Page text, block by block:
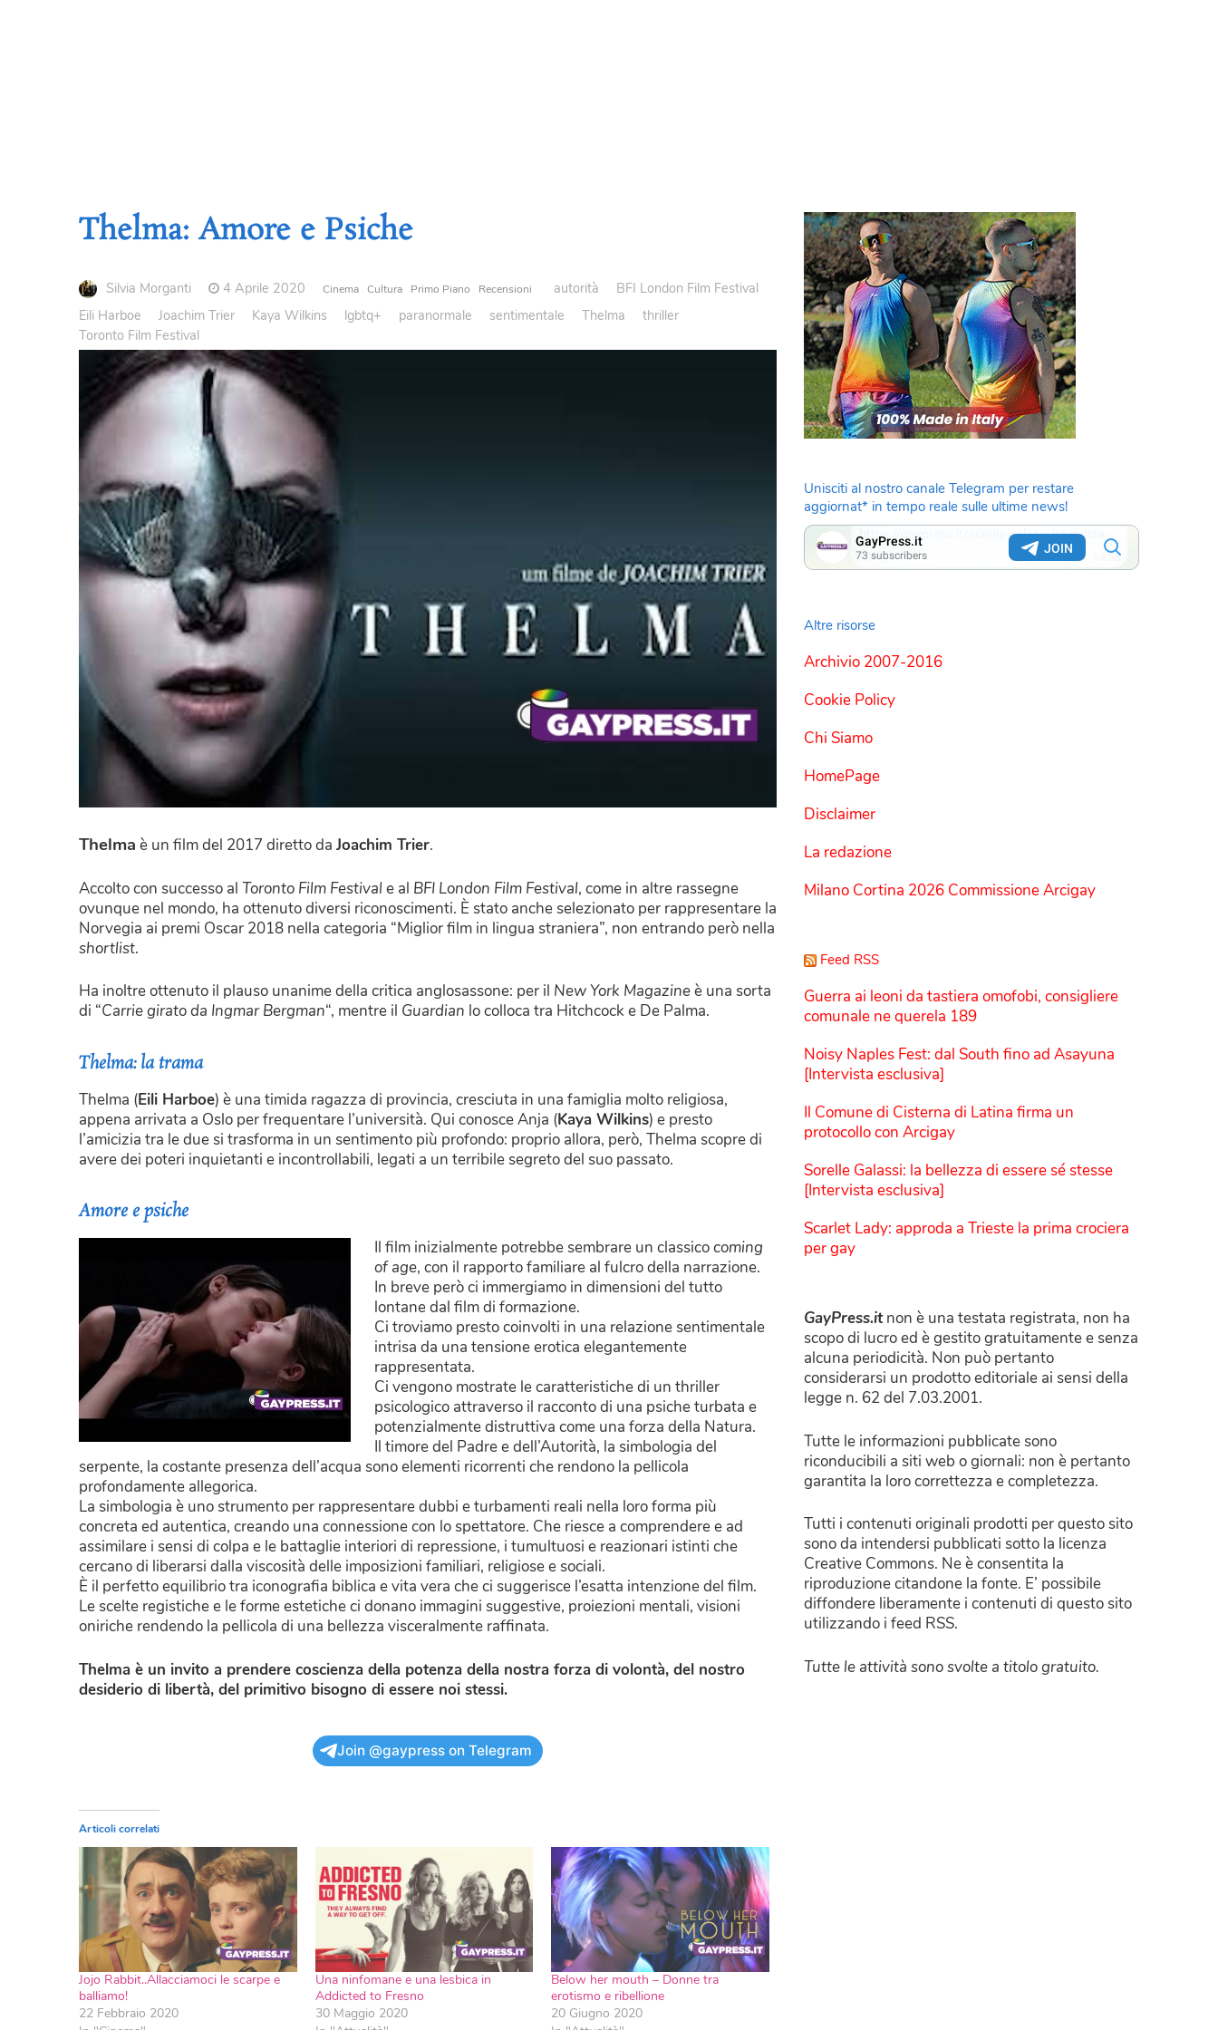
Thelma: Amore e Psiche
Silvia Morganti 4 Aprile 2020 Cinema Cultura Primo Piano Recensioni autorità
BFI London Film Festival
Eili Harboe
Joachim Trier Kaya Wilkins lgbtq+ paranormale sentimentale Thelma
thriller
Toronto Film Festival
Thelma è un film del 2017 diretto da Joachim Trier.
Accolto con successo al Toronto Film Festivale al BFI London Film Festival, come in altre rassegne
ovunque nel mondo, ha ottenuto diversi riconoscimenti. È stato anche selezionato per rappresentare la
Norvegia ai premi Oscar 2018 nella categoria “Miglior film in lingua straniera”, non entrando però nella
shortlist.
Ha inoltre ottenuto il plauso unanime della critica anglosassone: per il New York Magazineè una sorta
di “Carrie girato da Ingmar Bergman“, mentre il Guardian lo colloca tra Hitchcock e De Palma.
Thelma: la trama
Thelma (Eili Harboe) è una timida ragazza di provincia, cresciuta in una famiglia molto religiosa,
appena arrivata a Oslo per frequentare l’università. Qui conosce Anja (Kaya Wilkins) e presto
l’amicizia tra le due si trasforma in un sentimento più profondo: proprio allora, però, Thelma scopre di
avere dei poteri inquietanti e incontrollabili, legati a un terribile segreto del suo passato.
Amore e psiche
Il film inizialmente potrebbe sembrare un classicocoming
of age, con il rapporto familiare al fulcro della narrazione.
In breve però ci immergiamo in dimensioni del tutto
lontane dal film di formazione.
Ci troviamo presto coinvolti in una relazione sentimentale
intrisa da una tensione erotica elegantemente
rappresentata.
Ci vengono mostrate le caratteristiche di un thriller
psicologico attraverso il racconto di una psiche turbata e
potenzialmente distruttiva come una forza della Natura.
Il timore del Padre e dell’Autorità, la simbologia del
serpente, la costante presenza dell’acqua sono elementi ricorrenti che rendono la pellicola
profondamente allegorica.
La simbologia è uno strumento per rappresentare dubbi e turbamenti reali nella loro forma più
concreta ed autentica, creando una connessione con lo spettatore. Che riesce a comprendere e ad
assimilare i sensi di colpa e le battaglie interiori di repressione, i tumultuosi e reazionari istinti che
cercano di liberarsi dalla viscosità delle imposizioni familiari, religiose e sociali.
È il perfetto equilibrio tra iconografia biblica e vita vera che ci suggerisce l’esatta intenzione del film.
Le scelte registiche e le forme estetiche ci donano immagini suggestive, proiezioni mentali, visioni
oniriche rendendo la pellicola di una bellezza visceralmente raffinata.
Thelma è un invito a prendere coscienza della potenza della nostra forza di volontà, del nostro
desiderio di libertà, del primitivo bisogno di essere noi stessi.
Join @gaypress on Telegram
Articoli correlati
Jojo Rabbit..Allacciamoci le scarpe e
balliamo!
22 Febbraio 2020
Una ninfomane e una lesbica in
Addicted to Fresno
30 Maggio 2020
Below her mouth – Donne tra
erotismo e ribellione
20 Giugno 2020
Unisciti al nostro canale Telegram per restare
aggiornat* in tempo reale sulle ultime news!
Altre risorse
Archivio 2007-2016
Cookie Policy
Chi Siamo
HomePage
Disclaimer
La redazione
Milano Cortina 2026 Commissione Arcigay
Feed RSS
Guerra ai leoni da tastiera omofobi, consigliere
comunale ne querela 189
Noisy Naples Fest: dal South fino ad Asayuna
[Intervista esclusiva]
Il Comune di Cisterna di Latina firma un
protocollo con Arcigay
Sorelle Galassi: la bellezza di essere sé stesse
[Intervista esclusiva]
Scarlet Lady: approda a Trieste la prima crociera
per gay
GayPress.itnon è una testata registrata, non ha
scopo di lucro ed è gestito gratuitamente e senza
alcuna periodicità. Non può pertanto
considerarsi un prodotto editoriale ai sensi della
legge n. 62 del 7.03.2001.
Tutte le informazioni pubblicate sono
riconducibili a siti web o giornali: non è pertanto
garantita la loro correttezza e completezza.
Tutti i contenuti originali prodotti per questo sito
sono da intendersi pubblicati sotto la licenza
Creative Commons. Ne è consentita la
riproduzione citandone la fonte. E’ possibile
diffondere liberamente i contenuti di questo sito
utilizzando i feed RSS.
Tutte le attività sono svolte a titolo gratuito.